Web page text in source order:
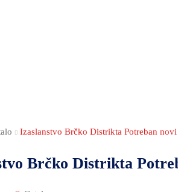
Izaslanstvo Brčko Distrikta Potreban
Brčko Distrikta